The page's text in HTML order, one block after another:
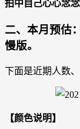
拍中自己心心念念
二、本月预估
慢版。
下面是近期人数
【颜色说明】